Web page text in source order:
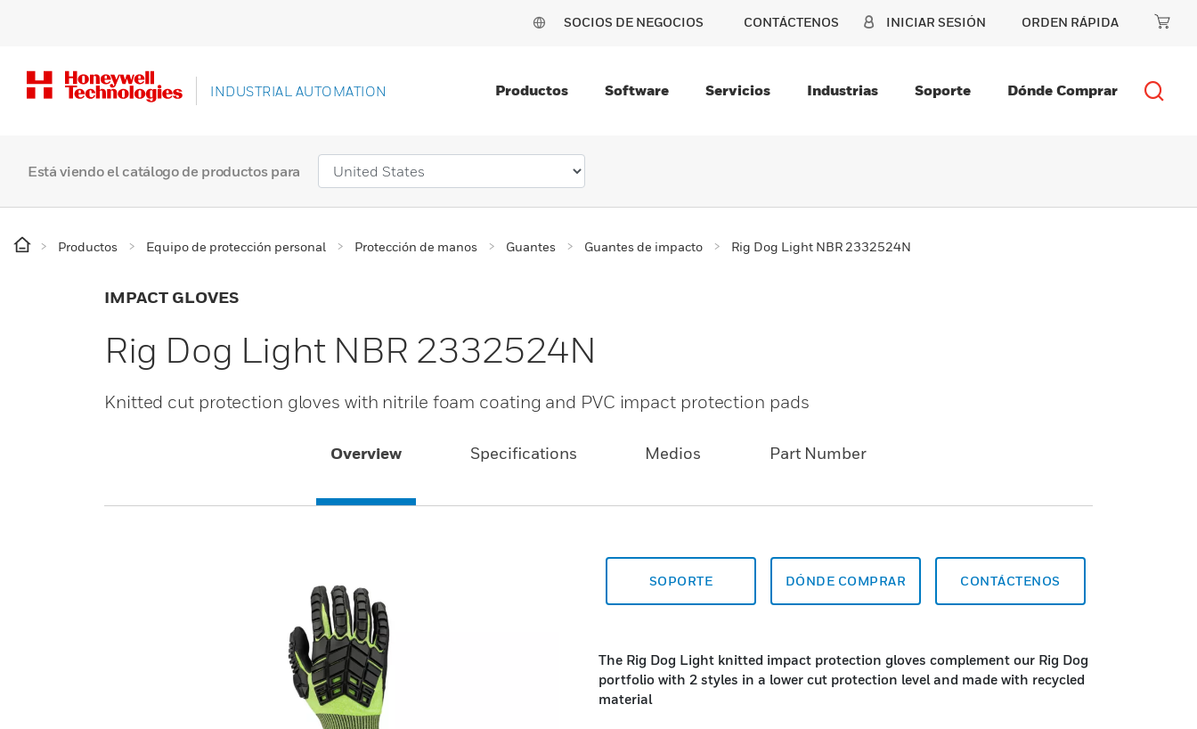
SOCIOS DE NEGOCIOS CONTÁCTENOS INICIAR SESIÓN ORDEN RÁPIDA
INDUSTRIAL AUTOMATION Productos Software Servicios Industrias Soporte Dónde Comprar
Está viendo el catálogo de productos para
Productos Equipo de protección personal Protección de manos Guantes Guantes de impacto Rig Dog Light NBR 2332524N
IMPACT GLOVES
Rig Dog Light NBR 2332524N
Knitted cut protection gloves with nitrile foam coating and PVC impact protection pads
Overview Specifications Medios Part Number
SOPORTE DÓNDE COMPRAR CONTÁCTENOS
The Rig Dog Light knitted impact protection gloves complement our Rig Dog
portfolio with 2 styles in a lower cut protection level and made with recycled
material